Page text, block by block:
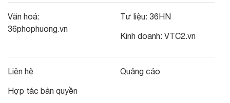
Văn hoá:
36phophuong.vn
Tư liệu: 36HN
Kinh doanh: VTC2.vn
Liên hệ
Hợp tác bản quyền
Quảng cáo